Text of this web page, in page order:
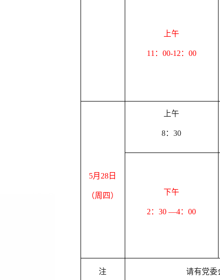
上午
11：00-12：00
5月28 日
（周四）
上午
8：30
下午
2：30 —4：00
注 请有党委